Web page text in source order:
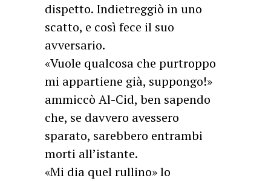
dispetto. Indietreggiò in uno
scatto, e così fece il suo
avversario.
«Vuole qualcosa che purtroppo
mi appartiene già, suppongo!»
ammiccò Al-Cid, ben sapendo
che, se davvero avessero
sparato, sarebbero entrambi
morti all’istante.
«Mi dia quel rullino» lo